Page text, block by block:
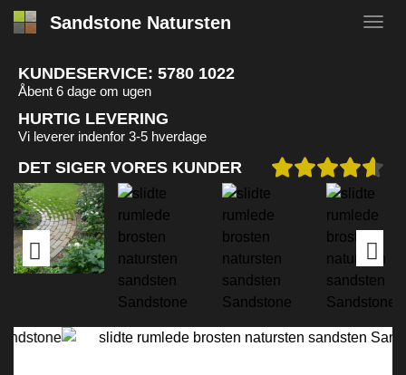
Sandstone Natursten
KUNDESERVICE: 5780 1022
Åbent 6 dage om ugen
HURTIG LEVERING
Vi leverer indenfor 3-5 hverdage
DET SIGER VORES KUNDER
Previous Next